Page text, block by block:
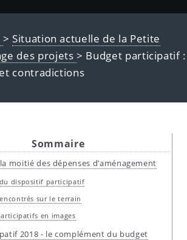
> Situation actuelle de la Petite
des projets> Budget participatif :
contradictions
Sommaire
moitié des dépenses d’aménagement
dispositif participatif
sur le terrain
en images
2018 - le complément du budget